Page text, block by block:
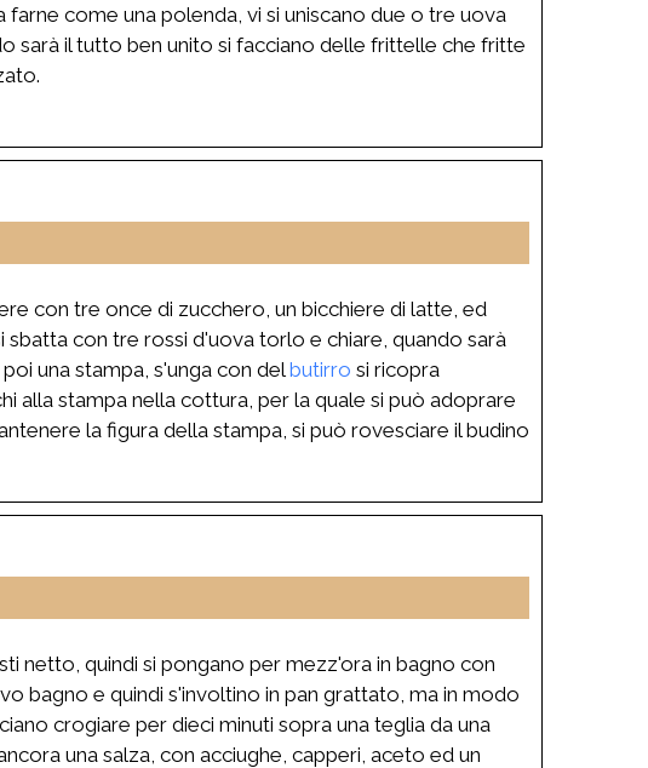
come una polenda, vi si uniscano due o tre uova
sarà il tutto ben unito si facciano delle frittelle che fritte
con tre once di zucchero, un bicchiere di latte, ed
con tre rossi d'uova torlo e chiare, quando sarà
una stampa, s'unga con delbutirro si ricopra
alla stampa nella cottura, per la quale si può adoprare
la figura della stampa, si può rovesciare il budino
netto, quindi si pongano per mezz'ora in bagno con
bagno e quindi s'involtino in pan grattato, ma in modo
crogiare per dieci minuti sopra una teglia da una
una salza, con acciughe, capperi, aceto ed un